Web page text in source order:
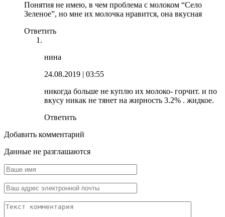
Понятия не имею, в чем проблема с молоком “Село
Зеленое”, но мне их молочка нравится, она вкусная
Ответить
нина
24.08.2019 | 03:55
никогда больше не куплю их молоко- горчит. и по
вкусу никак не тянет на жирность 3.2% . жидкое.
Ответить
Добавить комментарий
Данные не разглашаются